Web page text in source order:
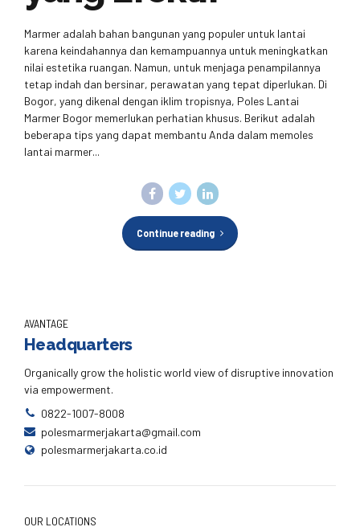
Marmer adalah bahan bangunan yang populer untuk lantai
karena keindahannya dan kemampuannya untuk meningkatkan
nilai estetika ruangan. Namun, untuk menjaga penampilannya
tetap indah dan bersinar, perawatan yang tepat diperlukan. Di
Bogor, yang dikenal dengan iklim tropisnya, Poles Lantai
Marmer Bogor memerlukan perhatian khusus. Berikut adalah
beberapa tips yang dapat membantu Anda dalam memoles
lantai marmer...
Continue reading
AVANTAGE
Headquarters
Organically grow the holistic world view of disruptive innovation
via empowerment.
0822-1007-8008
polesmarmerjakarta@gmail.com
polesmarmerjakarta.co.id
OUR LOCATIONS